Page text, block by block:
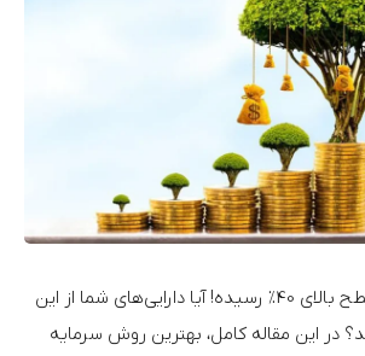
تورم سال 1405 به سطح بالای 40% رسیده! آیا دارایی‌های شما از این
در این مقاله کامل، بهترین روش‌ سرمایه